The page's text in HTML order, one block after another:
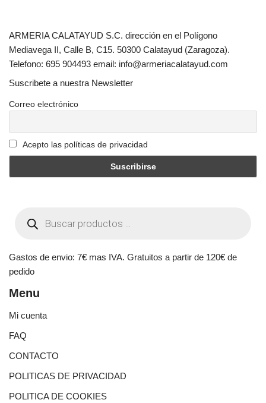
ARMERIA CALATAYUD S.C. dirección en el Polígono
Mediavega II, Calle B, C15. 50300 Calatayud (Zaragoza).
Telefono: 695 904493 email: info@armeriacalatayud.com
Suscribete a nuestra Newsletter
Correo electrónico
Acepto las políticas de privacidad
Gastos de envio: 7€ mas IVA. Gratuitos a partir de 120€ de
pedido
Menu
Mi cuenta
FAQ
CONTACTO
POLITICAS DE PRIVACIDAD
POLITICA DE COOKIES